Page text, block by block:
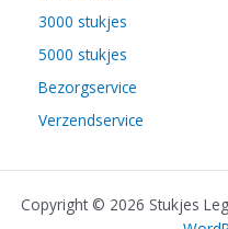
3000 stukjes
5000 stukjes
Bezorgservice
Verzendservice
Copyright © 2026 Stukjes